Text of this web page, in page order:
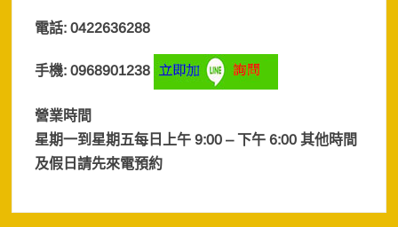
電話: 0422636288
手機: 0968901238
營業時間
星期一到星期五每日上午 9:00 – 下午 6:00 其他時間
及假日請先來電預約